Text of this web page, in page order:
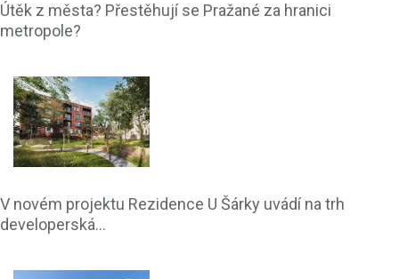
Útěk z města? Přestěhují se Pražané za hranici
metropole?
V novém projektu Rezidence U Šárky uvádí na trh
developerská...